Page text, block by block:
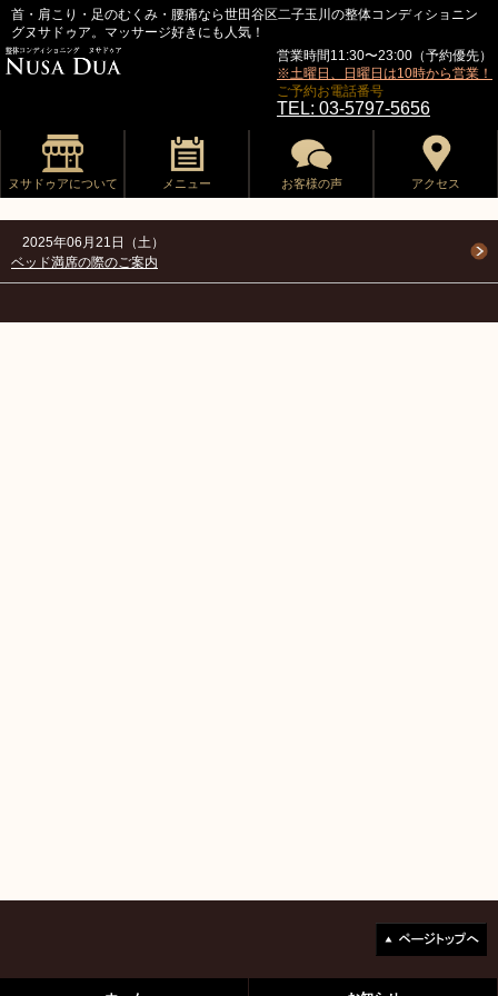
首・肩こり・足のむくみ・腰痛なら世田谷区二子玉川の整体コンディショニン
グヌサドゥア。マッサージ好きにも人気！
営業時間11:30〜23:00（予約優先）
※土曜日、日曜日は10時から営業！
ご予約お電話番号
TEL: 03-5797-5656
ヌサドゥアについて メニュー お客様の声 アクセス
2025年06月21日（土）
ベッド満席の際のご案内